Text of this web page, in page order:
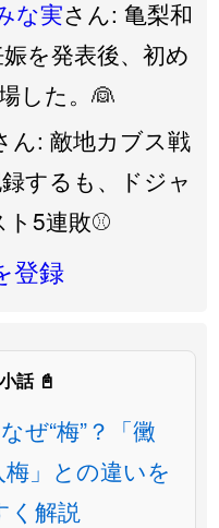
な実さん: 亀梨和
を発表後、初め
した。👰
ん: 敵地カブス戦
するも、ドジャ
5連敗⚾️
登録
話 📓
ぜ“梅”？「黴
」との違いを
く解説